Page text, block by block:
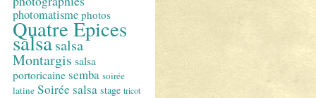
photomatisme photos
Quatre Epices
salsasalsa
Montargis salsa
portoricainesemba soirée
latine Soirée salsa stage tricot